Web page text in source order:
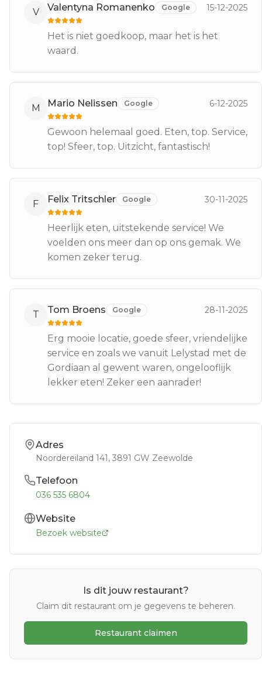
V Valentyna Romanenko Google 15-12-2025
Het is niet goedkoop, maar het is het
waard.
M Mario Nelissen Google 6-12-2025
Gewoon helemaal goed. Eten, top. Service,
top! Sfeer, top. Uitzicht, fantastisch!
F Felix Tritschler Google 30-11-2025
Heerlijk eten, uitstekende service! We
voelden ons meer dan op ons gemak. We
komen zeker terug.
T Tom Broens Google 28-11-2025
Erg mooie locatie, goede sfeer, vriendelijke
service en zoals we vanuit Lelystad met de
Gordiaan al gewent waren, ongelooflijk
lekker eten! Zeker een aanrader!
Adres
Noordereiland 141, 3891 GW Zeewolde
Telefoon
036 535 6804
Website
Bezoek website
Is dit jouw restaurant?
Claim dit restaurant om je gegevens te beheren.
Restaurant claimen